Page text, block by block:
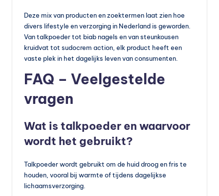
Deze mix van producten en zoektermen laat zien hoe
divers lifestyle en verzorging in Nederland is geworden.
Van talkpoeder tot biab nagels en van steunkousen
kruidvat tot sudocrem action, elk product heeft een
vaste plek in het dagelijks leven van consumenten.
FAQ – Veelgestelde
vragen
Wat is talkpoeder en waarvoor
wordt het gebruikt?
Talkpoeder wordt gebruikt om de huid droog en fris te
houden, vooral bij warmte of tijdens dagelijkse
lichaamsverzorging.